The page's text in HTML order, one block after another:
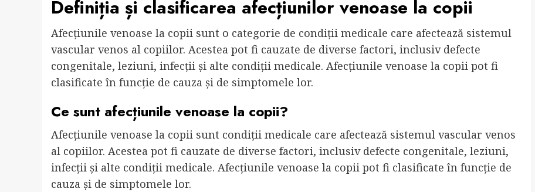
Definiția și clasificarea afecțiunilor venoase la copii
Afecțiunile venoase la copii sunt o categorie de condiții medicale care afectează sistemul
vascular venos al copiilor. Acestea pot fi cauzate de diverse factori, inclusiv defecte
congenitale, leziuni, infecții și alte condiții medicale. Afecțiunile venoase la copii pot fi
clasificate în funcție de cauza și de simptomele lor.
Ce sunt afecțiunile venoase la copii?
Afecțiunile venoase la copii sunt condiții medicale care afectează sistemul vascular venos
al copiilor. Acestea pot fi cauzate de diverse factori, inclusiv defecte congenitale, leziuni,
infecții și alte condiții medicale. Afecțiunile venoase la copii pot fi clasificate în funcție de
cauza și de simptomele lor.